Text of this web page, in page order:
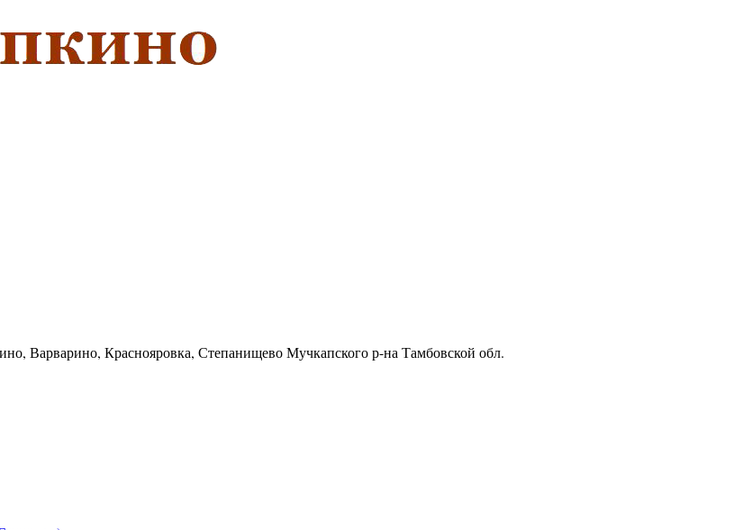
Варварино, Краснояровка, Степанищево Мучкапского р-на Тамбовской обл.